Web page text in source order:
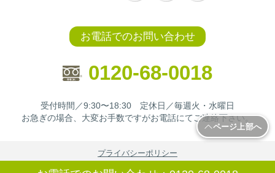
お電話でのお問い合わせ
0120-68-0018
受付時間／9:30〜18:30 定休日／毎週火・水曜日
お急ぎの場合、大変お手数ですがお電話にてご連絡下さい。
プライバシーポリシー
ページ上部へ